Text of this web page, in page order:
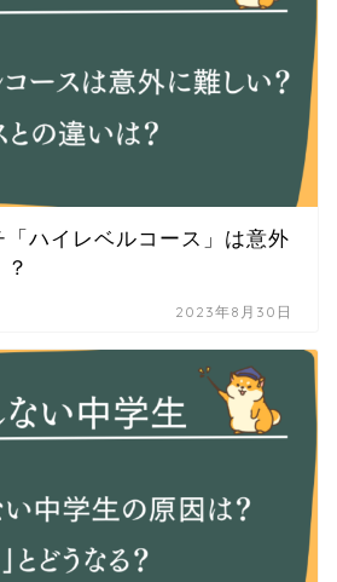
ハイレベルコース」は意外
2023年8月30日